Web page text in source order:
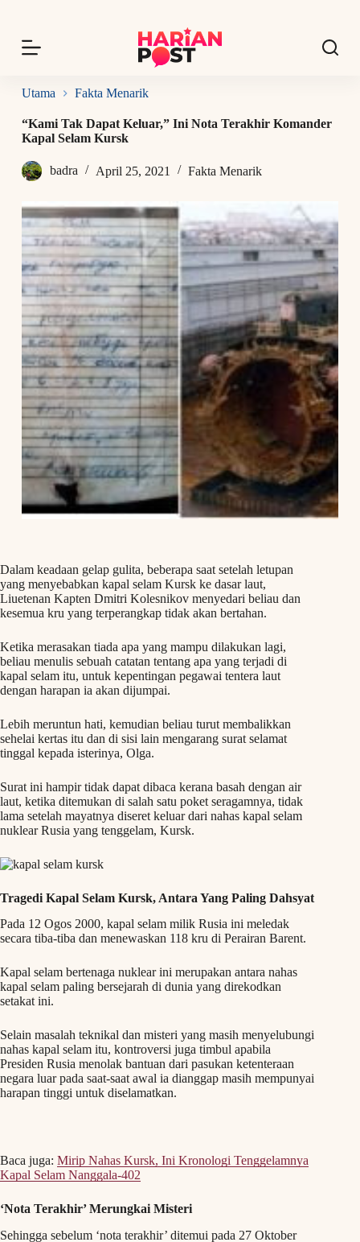
p
o
n
n
Utama Fakta Menarik
“Kami Tak Dapat Keluar,” Ini Nota Terakhir Komander
Kapal Selam Kursk
badra April 25, 2021 Fakta Menarik
Dalam keadaan gelap gulita, beberapa saat setelah letupan
yang menyebabkan kapal selam Kursk ke dasar laut,
Liuetenan Kapten Dmitri Kolesnikov menyedari beliau dan
kesemua kru yang terperangkap tidak akan bertahan.
Ketika merasakan tiada apa yang mampu dilakukan lagi,
beliau menulis sebuah catatan tentang apa yang terjadi di
kapal selam itu, untuk kepentingan pegawai tentera laut
dengan harapan ia akan dijumpai.
Lebih meruntun hati, kemudian beliau turut membalikkan
sehelai kertas itu dan di sisi lain mengarang surat selamat
tinggal kepada isterinya, Olga.
Surat ini hampir tidak dapat dibaca kerana basah dengan air
laut, ketika ditemukan di salah satu poket seragamnya, tidak
lama setelah mayatnya diseret keluar dari nahas kapal selam
nuklear Rusia yang tenggelam, Kursk.
Tragedi Kapal Selam Kursk, Antara Yang Paling Dahsyat
Pada 12 Ogos 2000, kapal selam milik Rusia ini meledak
secara tiba-tiba dan menewaskan 118 kru di Perairan Barent.
Kapal selam bertenaga nuklear ini merupakan antara nahas
kapal selam paling bersejarah di dunia yang direkodkan
setakat ini.
Selain masalah teknikal dan misteri yang masih menyelubungi
nahas kapal selam itu, kontroversi juga timbul apabila
Presiden Rusia menolak bantuan dari pasukan ketenteraan
negara luar pada saat-saat awal ia dianggap masih mempunyai
harapan tinggi untuk diselamatkan.
Baca juga: Mirip Nahas Kursk, Ini Kronologi Tenggelamnya
Kapal Selam Nanggala-402
‘Nota Terakhir’ Merungkai Misteri
Sehingga sebelum ‘nota terakhir’ ditemui pada 27 Oktober